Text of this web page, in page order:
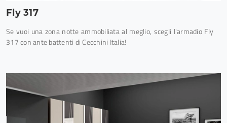
Fly 317
Se vuoi una zona notte ammobiliata al meglio, scegli l'armadio Fly
317 con ante battenti di Cecchini Italia!